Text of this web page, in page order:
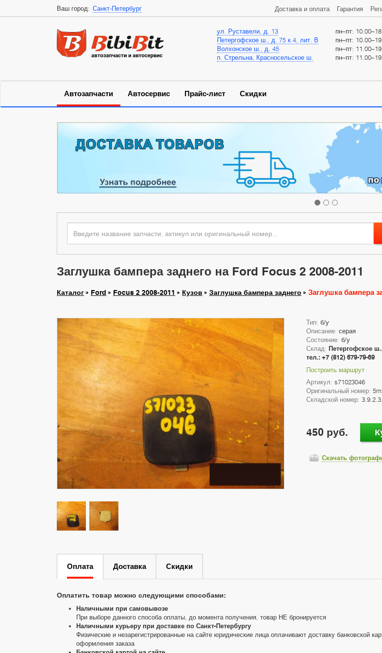
Ваш город: Санкт-Петербург
ул. Руставели, д. 13
пн–пт:
Петергофское ш., д. 75 к.4, лит. В
пн–пт:
Волхонское ш., д. 45
пн–пт:
п. Стрельна, Красносельское ш.
пн–пт:
Автозапчасти Автосервис Прайс-лист Скидки
Доставка и оплата Гарантия
Заглушка бампера заднего на Ford Focus 2 2008-2011
Каталог Ford Focus 2 2008-2011 Кузов Заглушка бампера заднего Заглушка бампера
Тип: б/у
Описание: серая
Состояние: б/у
Склад: Петергофское
тел.: +7 (812) 679-79-69
Построить маршрут
Артикул: s71023046
Оригинальный номер:
Складской номер:
450 руб.
Скачать
Оплата Доставка Скидки
Оплатить товар можно следующими способами:
Наличными при самовывозе
При выборе данного способа оплаты, до момента получения, товар НЕ бронируется
Наличными курьеру при доставке по Санкт-Петербургу
Физические и незарегистрированные на сайте юридические лица оплачивают доставку банковской
оформления заказа